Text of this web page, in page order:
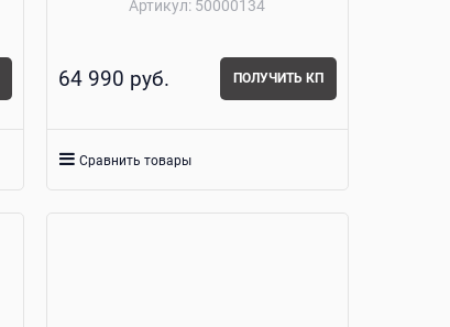
Артикул: 50000134
64 990 руб. ПОЛУЧИТЬ КП
Сравнить товары